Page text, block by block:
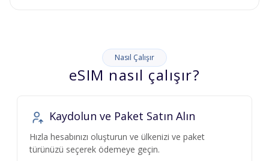
Nasıl Çalışır
eSIM nasıl çalışır?
Kaydolun ve Paket Satın Alın
Hızla hesabınızı oluşturun ve ülkenizi ve paket
türünüzü seçerek ödemeye geçin.